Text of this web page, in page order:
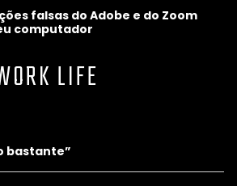
falsas do Adobe e do Zoom
computador
LIFE
bastante”